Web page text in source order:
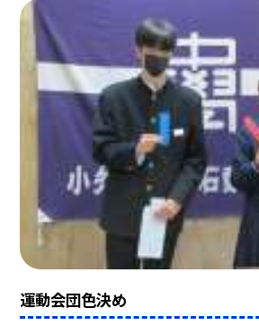
運動会団色決め